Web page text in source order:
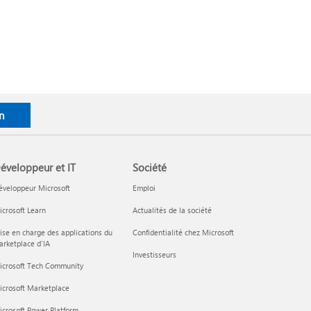
et IT
Microsoft
Learn
en charge des applications du
d’IA
Tech Community
Marketplace
Société
Emploi
Actualités de la société
Confidentialité chez Microsoft
Investisseurs